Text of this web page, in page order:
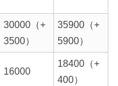
30000（+
3500）
35900（+
5900）
16000
18400（+
400）